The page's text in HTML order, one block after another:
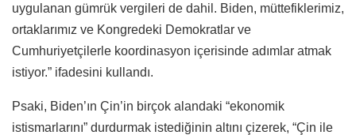
uygulanan gümrük vergileri de dahil. Biden, müttefiklerimiz,
ortaklarımız ve Kongredeki Demokratlar ve
Cumhuriyetçilerle koordinasyon içerisinde adımlar atmak
istiyor.” ifadesini kullandı.
Psaki, Biden’ın Çin’in birçok alandaki “ekonomik
istismarlarını” durdurmak istediğinin altını çizerek, “Çin ile